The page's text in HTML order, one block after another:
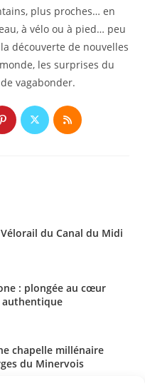
plus proches… en
à vélo ou à pied… peu
découverte de nouvelles
les surprises du
vagabonder.
S’ouvre
dans
S’ouvre
dans
S’ouvre
du Canal du Midi
: plongée au cœur
authentique
chapelle millénaire
du Minervois